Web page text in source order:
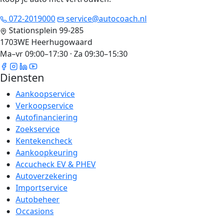
072-2019000
service@autocoach.nl
Stationsplein 99-285
1703WE Heerhugowaard
Ma–vr 09:00–17:30 · Za 09:30–15:30
Diensten
Aankoopservice
Verkoopservice
Autofinanciering
Zoekservice
Kentekencheck
Aankoopkeuring
Accucheck EV & PHEV
Autoverzekering
Importservice
Autobeheer
Occasions